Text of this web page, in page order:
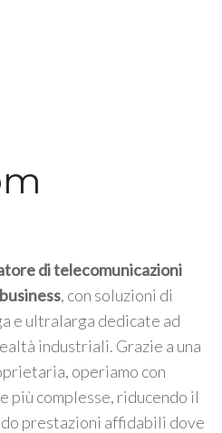
di telecomunicazioni
, con soluzioni di
e ultralarga dedicate ad
industriali. Grazie a una
operiamo con
più complesse, riducendo il
prestazioni affidabili dove